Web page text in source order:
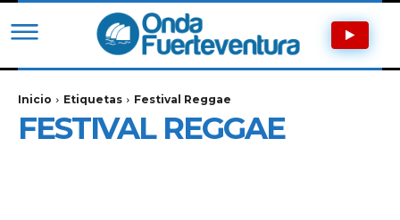
Inicio Etiquetas Festival Reggae
FESTIVAL REGGAE